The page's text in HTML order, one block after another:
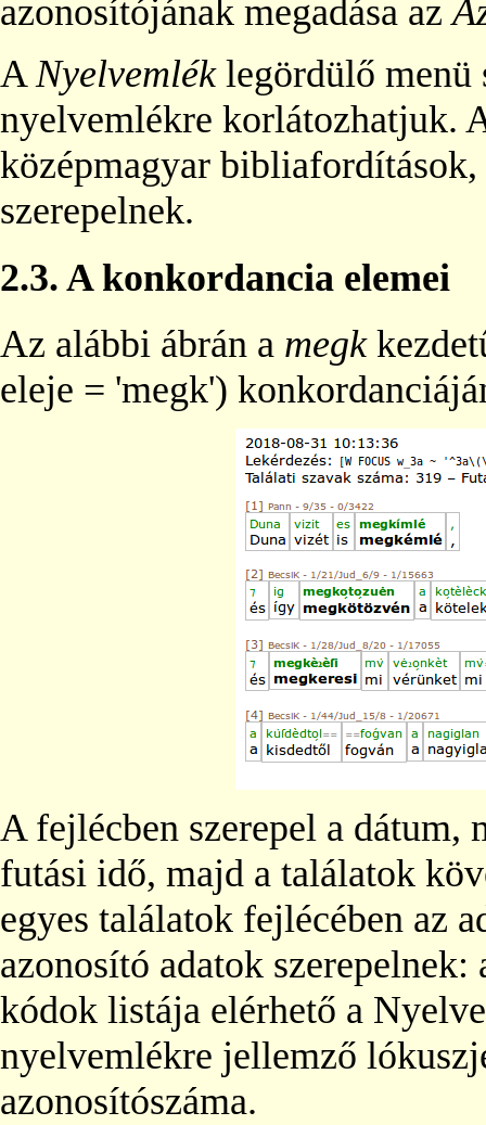
azonosítójának megadása az
ANyelvemlék legördülő menü
nyelvemlékre korlátozhatjuk.
középmagyar
szerepelnek.
2.3. A konkordancia elemei
Az alábbi ábrán a megk
eleje = 'megk')
A fejlécben szerepel a dátum,
futási idő, majd a találatok
egyes találatok fejlécében az
azonosító adatok
kódok listája elérhető a
nyelvemlékre jellemző
azonosítószáma.